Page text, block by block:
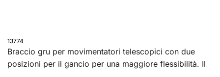
13774
Braccio gru per movimentatori telescopici con due
posizioni per il gancio per una maggiore flessibilità. Il